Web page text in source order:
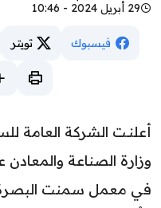
29 أبريل 2024 - 10:46
فيسبوك تويتر
أعلنـت الشركة العامة
وزارة الصناعة